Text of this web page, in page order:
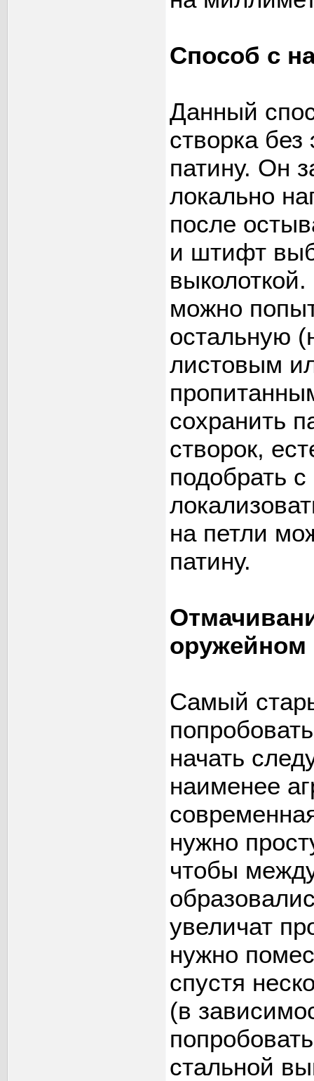
Способ с
Данный
створка
патину. Он
локально
после
и штифт
можно
остальную
листовым
сохранить
створок,
подобрать
на петли
патину.
оружейном
Самый
начать
наименее
нужно
чтобы
увеличат
нужно
спустя
(в
стальной